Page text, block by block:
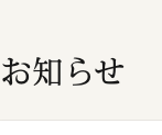
お知らせ